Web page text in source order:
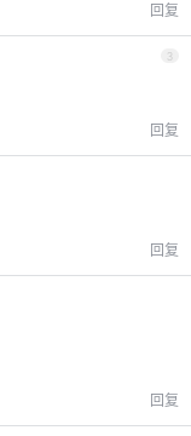
回复
3
回复
回复
回复